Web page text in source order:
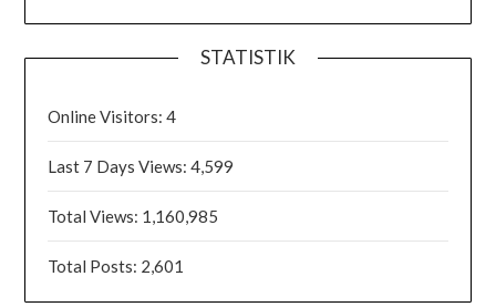
STATISTIK
Online Visitors:4
Last 7 Days Views:4,599
Total Views: 1,160,985
Total Posts: 2,601